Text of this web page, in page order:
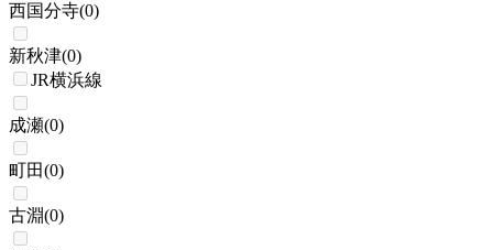
西国分寺(0)
新秋津(0)
JR横浜線
成瀬(0)
町田(0)
古淵(0)